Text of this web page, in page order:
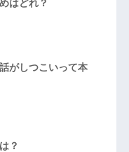
はどれ？
がしつこいって本
？